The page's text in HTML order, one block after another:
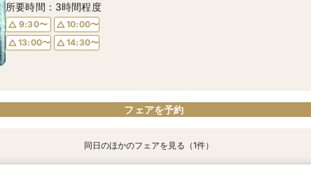
13:00〜
14:30〜
13:00〜
14:30〜
所要時間：3時間程度
9:30〜
10:00〜
13:00〜
14:30〜
フェアを予約
同日のほかのフェアを見る（1件）